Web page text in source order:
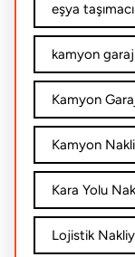
eşya
kamyon
Kamyon
Kamyon
Kara Yolu
Lojistik